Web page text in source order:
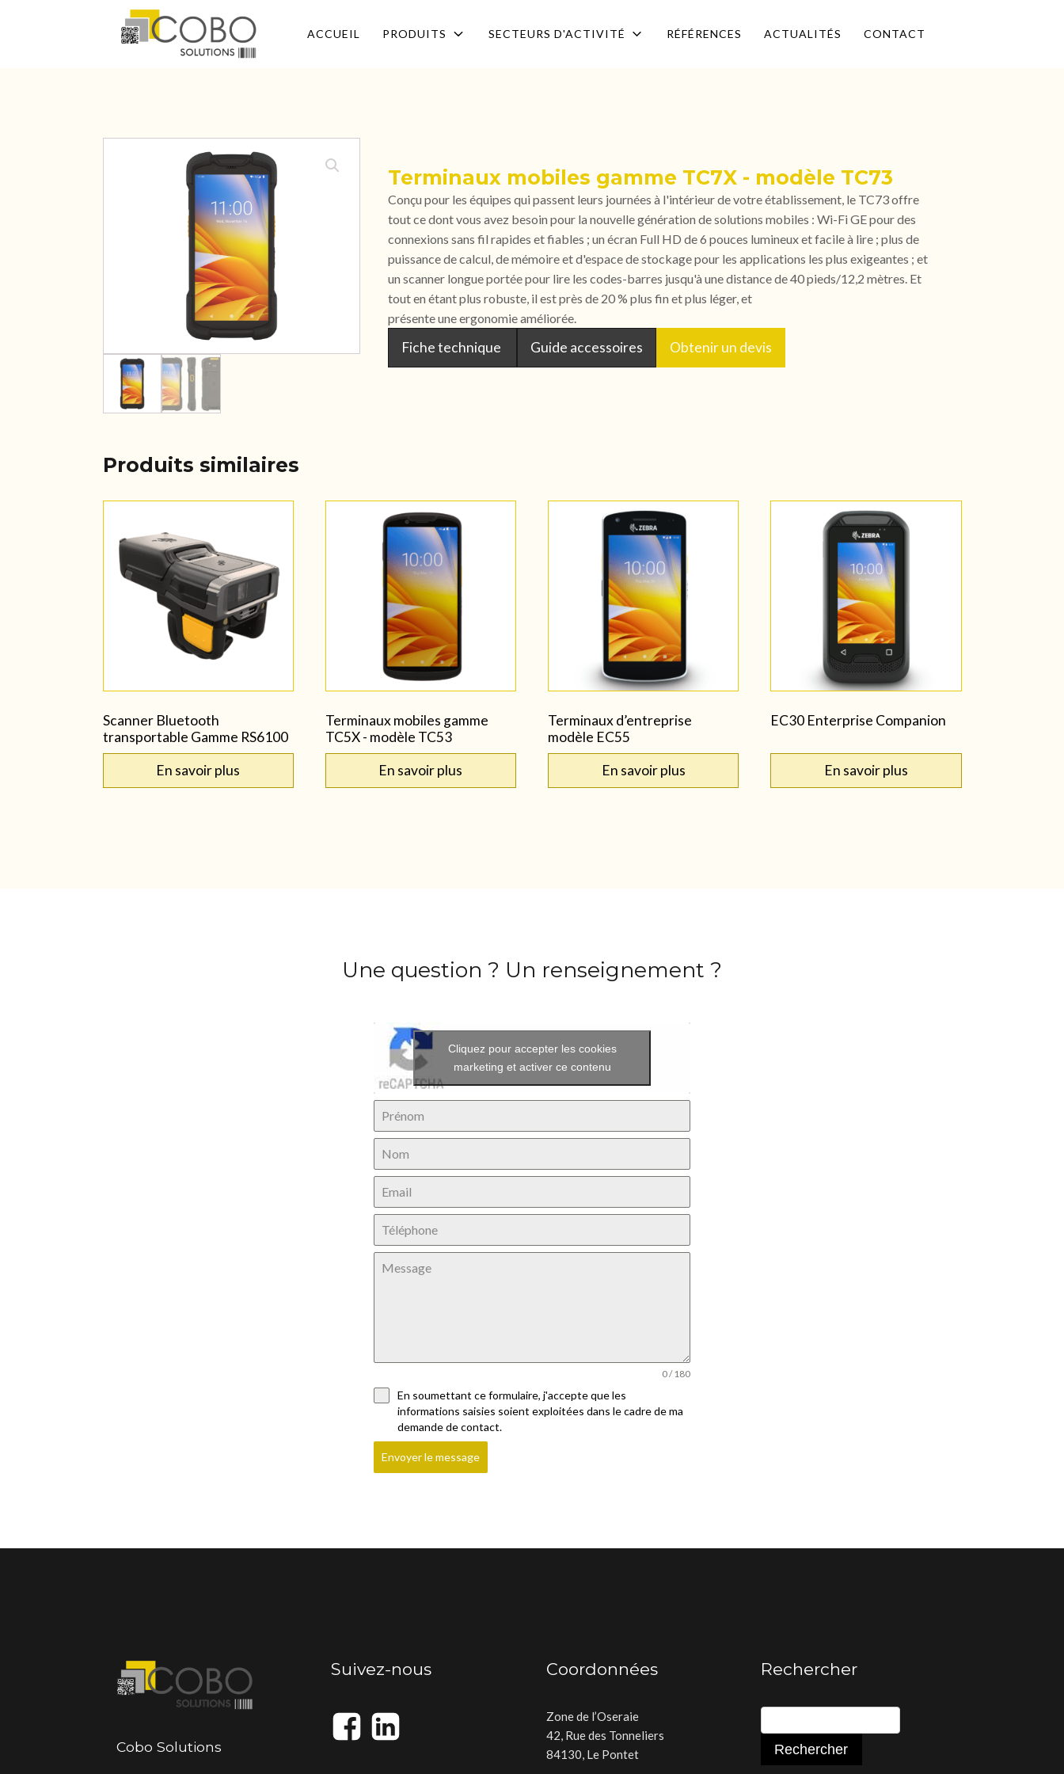
ACCUEIL PRODUITS SECTEURS D'ACTIVITÉ RÉFÉRENCES ACTUALITÉS CONTACT
Terminaux mobiles gamme TC7X - modèle TC73
Conçu pour les équipes qui passent leurs journées à l'intérieur de votre établissement, le TC73 offre
tout ce dont vous avez besoin pour la nouvelle génération de solutions mobiles : Wi-Fi GE pour des
connexions sans fil rapides et fiables ; un écran Full HD de 6 pouces lumineux et facile à lire ; plus de
puissance de calcul, de mémoire et d'espace de stockage pour les applications les plus exigeantes ; et
un scanner longue portée pour lire les codes-barres jusqu'à une distance de 40 pieds/12,2 mètres. Et
tout en étant plus robuste, il est près de 20 % plus fin et plus léger, et
présente une ergonomie améliorée.
Fiche technique Guide accessoires Obtenir un devis
Produits similaires
Scanner Bluetooth
transportable Gamme RS6100
En savoir plus
Terminaux mobiles gamme
TC5X - modèle TC53
En savoir plus
Terminaux d’entreprise
modèle EC55
En savoir plus
EC30 Enterprise Companion
En savoir plus
Une question ? Un renseignement ?
Cliquez pour accepter les cookies
marketing et activer ce contenu
0 / 180
En soumettant ce formulaire, j'accepte que les
informations saisies soient exploitées dans le cadre de ma
demande de contact.
Envoyer le message
Cobo Solutions
Suivez-nous Coordonnées
Zone de l’Oseraie
42, Rue des Tonneliers
84130, Le Pontet
Rechercher